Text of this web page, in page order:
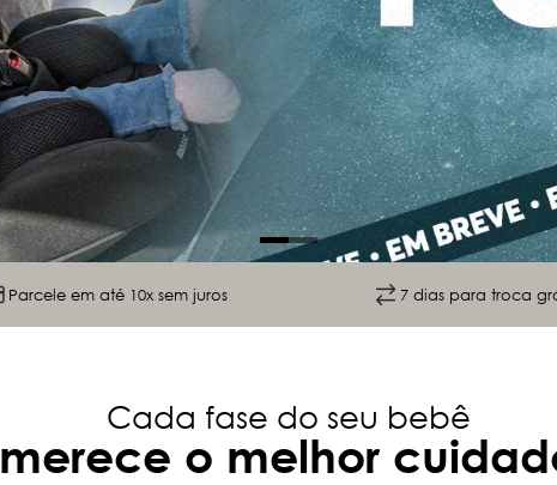
Parcele em até 10x sem juros 7 dias para troca
Cada fase do seu bebê
merece o melhor